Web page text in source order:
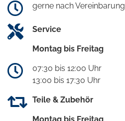
gerne nach Vereinbarung
Service
Montag bis Freitag
07:30 bis 12:00 Uhr
13:00 bis 17:30 Uhr
Teile & Zubehör
Montag bis Freitag